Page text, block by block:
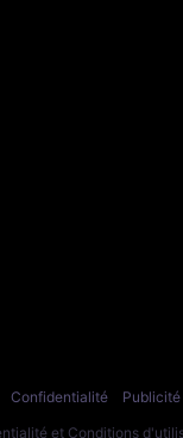
Confidentialité
Publicité
et Conditions